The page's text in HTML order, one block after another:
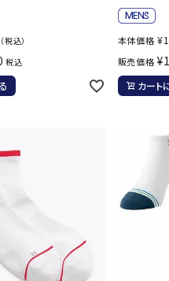
スパイク・シューズ
ウェア
ア（ラグビー）
アクセサリー
フィットネス・ヨガ
New Balance
Real Stone
（税込）
税込
本体価格 ¥
販売価格 ¥
カート